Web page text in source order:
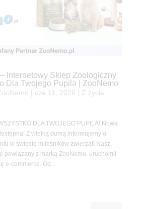
Internetowy Sklep Zoologiczny
Dla Twojego Pupila | ZooNemo
cze 11, 2026
Z życia
DLA TWOJEGO PUPILA! Nowa
Z wielką dumą informujemy o
w świecie miłośników zwierząt! Nasz
powiązany z marką ZooNemo, uruchomił
e-commerce. Od...